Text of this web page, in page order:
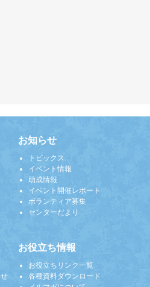
お知らせ
トピックス
イベント情報
助成情報
イベント開催レポート
ボランティア募集
センターだより
お役立ち情報
お役立ちリンク一覧
各種資料ダウンロード